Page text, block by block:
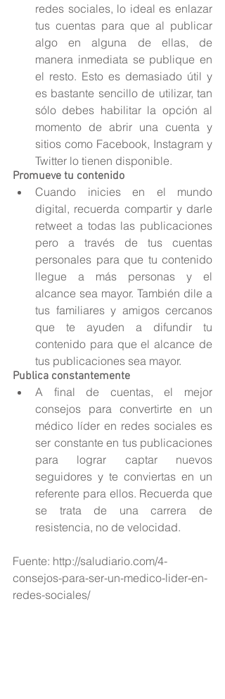
redes sociales, lo ideal es enlazar
tus cuentas para que al publicar
algo en alguna de ellas, de
manera inmediata se publique en
el resto. Esto es demasiado útil y
es bastante sencillo de utilizar, tan
sólo debes habilitar la opción al
momento de abrir una cuenta y
sitios como Facebook, Instagram y
Twitter lo tienen disponible.
Promueve tu contenido
Cuando inicies en el mundo
digital, recuerda compartir y darle
retweet a todas las publicaciones
pero a través de tus cuentas
personales para que tu contenido
llegue a más personas y el
alcance sea mayor. También dile a
tus familiares y amigos cercanos
que te ayuden a difundir tu
contenido para que el alcance de
tus publicaciones sea mayor.
Publica constantemente
A final de cuentas, el mejor
consejos para convertirte en un
médico líder en redes sociales es
ser constante en tus publicaciones
para lograr captar nuevos
seguidores y te conviertas en un
referente para ellos. Recuerda que
se trata de una carrera de
resistencia, no de velocidad.
Fuente: http://saludiario.com/4-
consejos-para-ser-un-medico-lider-en-
redes-sociales/